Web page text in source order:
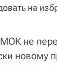
на
не
новому